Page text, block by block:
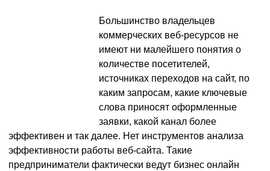
Большинство владельцев
коммерческих веб-ресурсов не
имеют ни малейшего понятия о
количестве посетителей,
источниках переходов на сайт, по
каким запросам, какие ключевые
слова приносят оформленные
заявки, какой канал более
эффективен и так далее. Нет инструментов анализа
эффективности работы веб-сайта. Такие
предприниматели фактически ведут бизнес онлайн